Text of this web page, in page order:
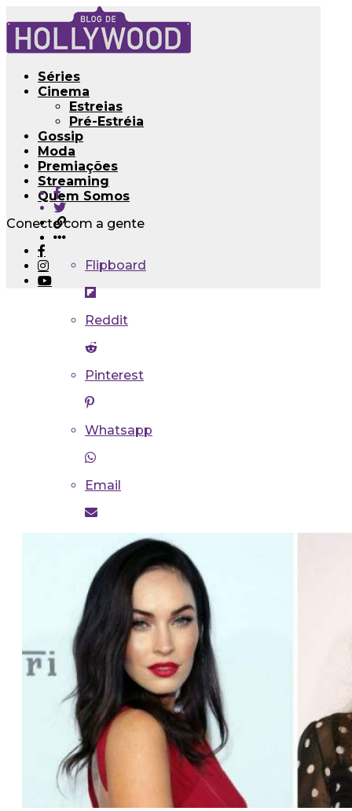
Séries
Cinema
Estreias
Pré-Estréia
Gossip
Moda
Premiações
Streaming
Quem Somos
Conecte com a gente
Flipboard
Reddit
Pinterest
Whatsapp
Email